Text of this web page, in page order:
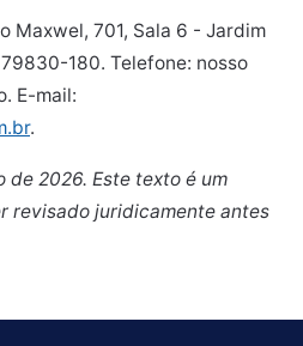
Maxwel, 701, Sala 6 - Jardim
180. Telefone: nosso
E-mail:
.
de 2026. Este texto é um
revisado juridicamente antes